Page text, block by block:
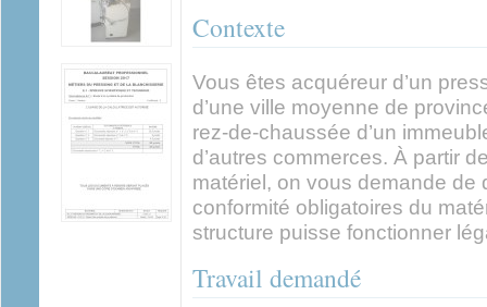
Contexte
Vous êtes acquéreur d’un
d’une ville moyenne de
rez-de-chaussée d’un
d’autres commerces. À partir
matériel, on vous demande de
conformité obligatoires du
structure puisse fonctionner
Travail demandé